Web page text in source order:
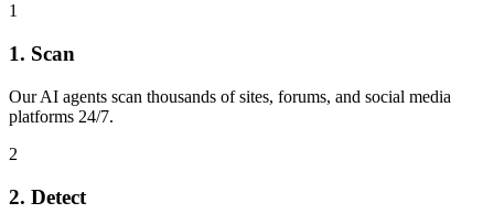
1
1. Scan
Our AI agents scan thousands of sites, forums, and social media
platforms 24/7.
2
2. Detect